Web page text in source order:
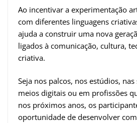
Ao incentivar a experimentação
com diferentes linguagens
ajuda a construir uma nova
ligados à comunicação, cultura,
criativa.
Seja nos palcos, nos estúdios,
meios digitais ou em profissões
nos próximos anos, os
oportunidade de desenvolver